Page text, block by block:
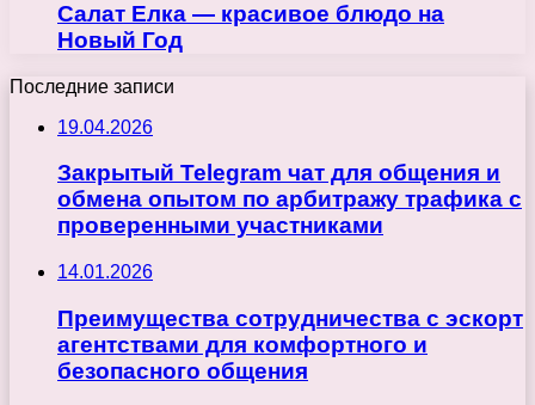
Салат Елка — красивое блюдо на
Новый Год
Последние записи
19.04.2026
Закрытый Telegram чат для общения и
обмена опытом по арбитражу трафика с
проверенными участниками
14.01.2026
Преимущества сотрудничества с эскорт
агентствами для комфортного и
безопасного общения